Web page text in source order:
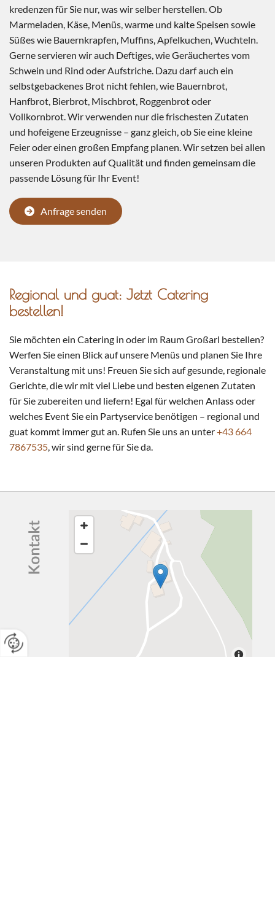
kredenzen für Sie nur, was wir selber herstellen. Ob
Marmeladen, Käse, Menüs, warme und kalte Speisen sowie
Süßes wie Bauernkrapfen, Muffins, Apfelkuchen, Wuchteln.
Gerne servieren wir auch Deftiges, wie Geräuchertes vom
Schwein und Rind oder Aufstriche. Dazu darf auch ein
selbstgebackenes Brot nicht fehlen, wie Bauernbrot,
Hanfbrot, Bierbrot, Mischbrot, Roggenbrot oder
Vollkornbrot. Wir verwenden nur die frischesten Zutaten
und hofeigene Erzeugnisse – ganz gleich, ob Sie eine kleine
Feier oder einen großen Empfang planen. Wir setzen bei allen
unseren Produkten auf Qualität und finden gemeinsam die
passende Lösung für Ihr Event!
Anfrage senden
Regional und guat: Jetzt Catering
bestellen!
Sie möchten ein Catering in oder im Raum Großarl bestellen?
Werfen Sie einen Blick auf unsere Menüs und planen Sie Ihre
Veranstaltung mit uns! Freuen Sie sich auf gesunde, regionale
Gerichte, die wir mit viel Liebe und besten eigenen Zutaten
für Sie zubereiten und liefern! Egal für welchen Anlass oder
welches Event Sie ein Partyservice benötigen – regional und
guat kommt immer gut an. Rufen Sie uns an unter+43 664
7867535 , wir sind gerne für Sie da.